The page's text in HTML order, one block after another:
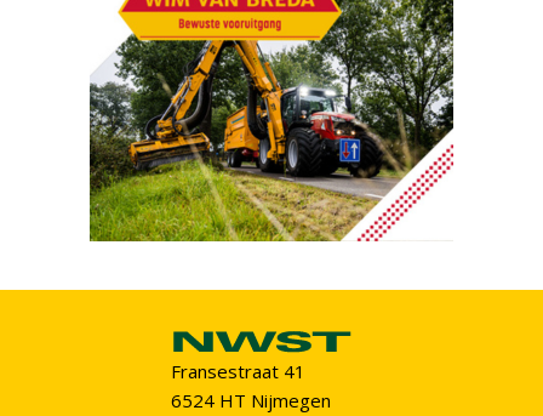
Fransestraat 41
6524 HT Nijmegen